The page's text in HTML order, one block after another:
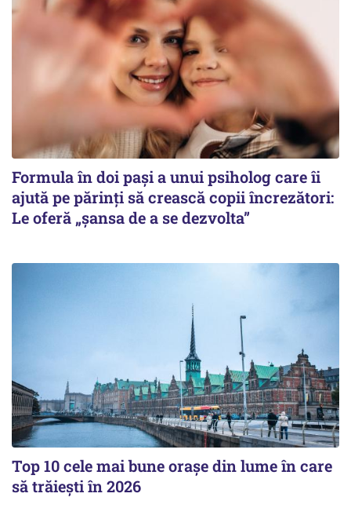
Formula în doi pași a unui psiholog care îi
ajută pe părinți să crească copii încrezători:
Le oferă „șansa de a se dezvolta”
Top 10 cele mai bune orașe din lume în care
să trăiești în 2026